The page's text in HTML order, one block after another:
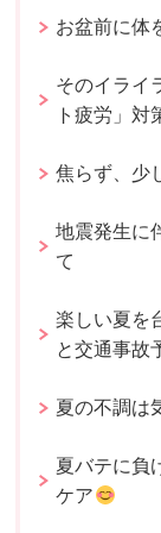
お盆前に体
そのイライ
ト疲労」対
焦らず、少
地震発生に
て
楽しい夏を
と交通事故
夏の不調は
夏バテに負
ケア